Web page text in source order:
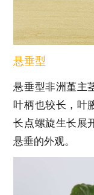
悬垂型
悬垂型非洲堇主
叶柄也较长，叶
长点螺旋生长展
悬垂的外观。